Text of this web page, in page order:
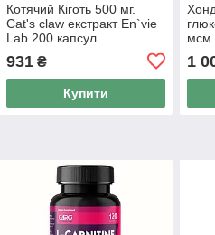
Котячий Кіготь 500 мг.
Cat's claw екстракт En`vie
Lab 200 капсул
931₴
Купити
мсм
1